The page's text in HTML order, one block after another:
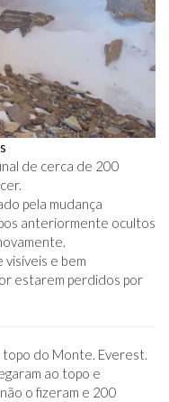
de cerca de 200
pela mudança
anteriormente ocultos
e bem
estarem perdidos por
do Monte. Everest.
ao topo e
o fizeram e 200